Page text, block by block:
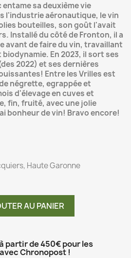
sa deuxième vie
l'industrie aéronautique, le vin
bouteilles, son goût l'avait
Installé du côté de Fronton, il a
avant de faire du vin, travaillant
En 2023, il sort ses
2022) et ses dernières
Entre les Vrilles est
négrette, egrappée et
d'élevage en cuves et
fin, fruité, avec une jolie
bonheur de vin! Bravo encore!
Haute Garonne
AU PANIER
partir de 450€ pour les
Chronopost !